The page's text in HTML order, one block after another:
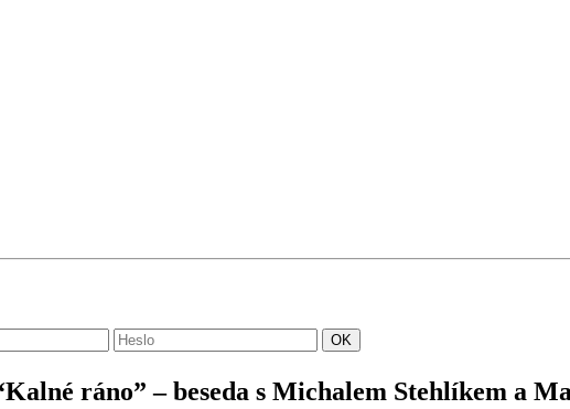
ráno” – beseda s Michalem Stehlíkem a